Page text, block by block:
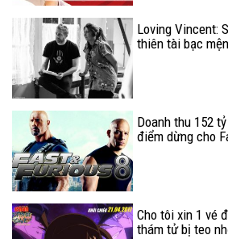
Loving Vincent:
thiên tài bạc
Doanh thu 152
điểm dừng cho
Cho tôi xin 1 vé
thám tử bị teo